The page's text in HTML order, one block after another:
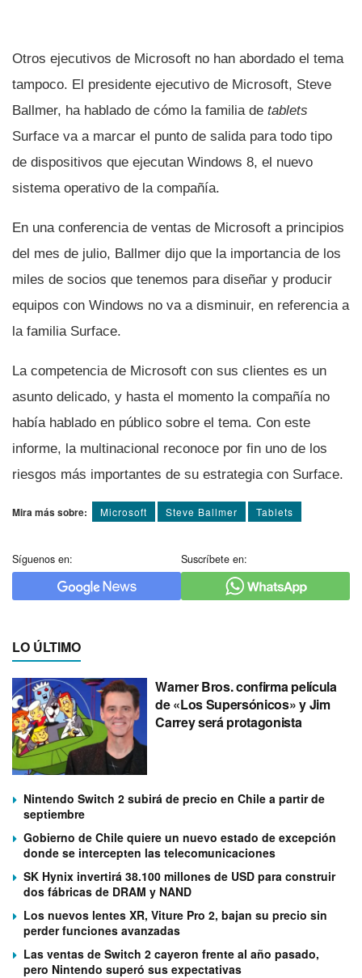
Otros ejecutivos de Microsoft no han abordado el tema
tampoco. El presidente ejecutivo de Microsoft, Steve
Ballmer, ha hablado de cómo la familia de tablets
Surface va a marcar el punto de salida para todo tipo
de dispositivos que ejecutan Windows 8, el nuevo
sistema operativo de la compañí­a.
En una conferencia de ventas de Microsoft a principios
del mes de julio, Ballmer dijo que la importancia de los
miles de socios que tenemos para diseñar y producir
equipos con Windows no va a disminuir, en referencia a
la familia Surface.
La competencia de Microsoft con sus clientes es un
asunto delicado, y hasta el momento la compañí­a no
habí­a hablado en público sobre el tema. Con este
informe, la multinacional reconoce por fin uno de los
riesgos más importantes de su estrategia con Surface.
Mira más sobre: Microsoft Steve Ballmer Tablets
Síguenos en: Suscríbete en:
LO ÚLTIMO
Warner Bros. confirma película
de «Los Supersónicos» y Jim
Carrey será protagonista
Nintendo Switch 2 subirá de precio en Chile a partir de
septiembre
Gobierno de Chile quiere un nuevo estado de excepción
donde se intercepten las telecomunicaciones
SK Hynix invertirá 38.100 millones de USD para construir
dos fábricas de DRAM y NAND
Los nuevos lentes XR, Viture Pro 2, bajan su precio sin
perder funciones avanzadas
Las ventas de Switch 2 cayeron frente al año pasado,
pero Nintendo superó sus expectativas